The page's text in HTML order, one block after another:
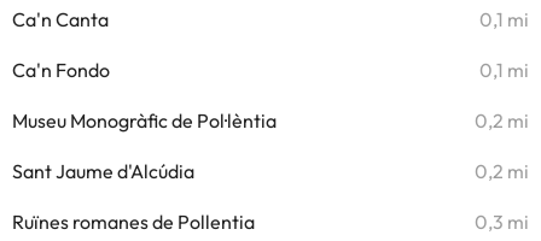
Ca'n Canta 0,1 mi
Ca'n Fondo 0,1 mi
Museu Monogràfic de Pol·lèntia 0,2 mi
Sant Jaume d'Alcúdia 0,2 mi
Ruïnes romanes de Pollentia 0,3 mi